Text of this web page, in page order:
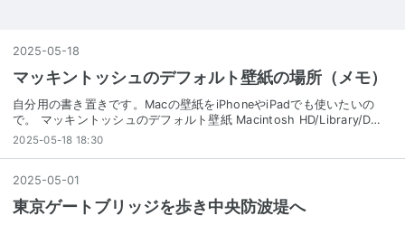
2025-05-18
マッキントッシュのデフォルト壁紙の場所（メモ）
自分用の書き置きです。Macの壁紙をiPhoneやiPadでも使いたいの
で。 マッキントッシュのデフォルト壁紙 Macintosh HD/Library/D…
2025-05-18 18:30
2025-05-01
東京ゲートブリッジを歩き中央防波堤へ